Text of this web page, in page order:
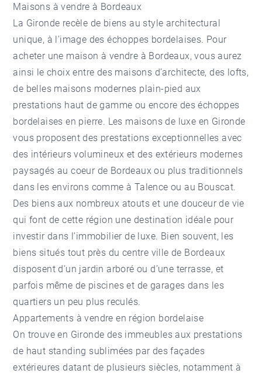
Maisons à vendre à Bordeaux
La Gironde recèle de biens au style architectural
unique, à l'image des échoppes bordelaises. Pour
acheter une maison à vendre à Bordeaux, vous aurez
ainsi le choix entre des maisons d’architecte, des lofts,
de belles maisons modernes plain-pied aux
prestations haut de gamme ou encore des échoppes
bordelaises en pierre. Les maisons de luxe en Gironde
vous proposent des prestations exceptionnelles avec
des intérieurs volumineux et des extérieurs modernes
paysagés au coeur de Bordeaux ou plus traditionnels
dans les environs comme à Talence ou au Bouscat.
Des biens aux nombreux atouts et une douceur de vie
qui font de cette région une destination idéale pour
investir dans l’immobilier de luxe. Bien souvent, les
biens situés tout près du centre ville de Bordeaux
disposent d’un jardin arboré ou d’une terrasse, et
parfois même de piscines et de garages dans les
quartiers un peu plus reculés.
Appartements à vendre en région bordelaise
On trouve en Gironde des immeubles aux prestations
de haut standing sublimées par des façades
extérieures datant de plusieurs siècles, notamment à